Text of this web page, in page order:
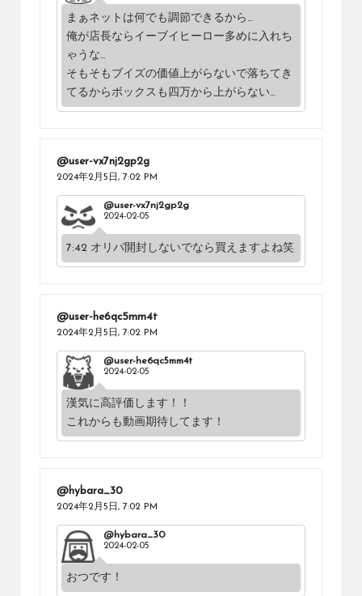
まぁネットは何でも調節できるから…
俺が店長ならイーブイヒーロー多めに入れち
ゃうな…
そもそもブイズの価値上がらないで落ちてき
てるからボックスも四万から上がらない…
@user-vx7nj2gp2g
2024年2月5日, 7:02 PM
@user-vx7nj2gp2g
2024-02-05
7:42 オリパ開封しないでなら買えますよね笑
@user-he6qc5mm4t
2024年2月5日, 7:02 PM
@user-he6qc5mm4t
2024-02-05
漢気に高評価します！！
これからも動画期待してます！
@hybara_30
2024年2月5日, 7:02 PM
@hybara_30
2024-02-05
おつです！